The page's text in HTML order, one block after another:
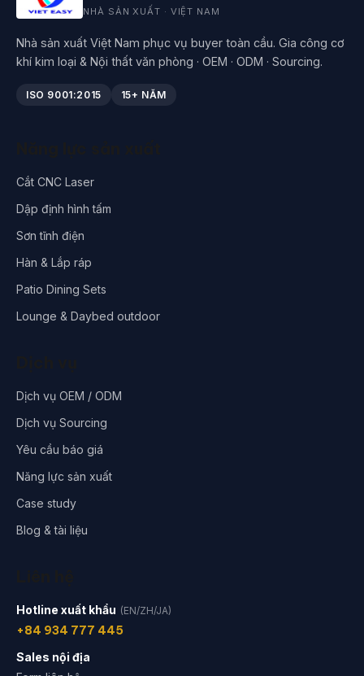
NHÀ SẢN XUẤT · VIỆT NAM
Nhà sản xuất Việt Nam phục vụ buyer toàn cầu. Gia công cơ
khí kim loại & Nội thất văn phòng · OEM · ODM · Sourcing.
ISO 9001:2015 15+ NĂM
Cắt CNC Laser
Dập định hình tấm
Sơn tĩnh điện
Hàn & Lắp ráp
Patio Dining Sets
Lounge & Daybed outdoor
Dịch vụ OEM / ODM
Dịch vụ Sourcing
Yêu cầu báo giá
Năng lực sản xuất
Case study
Blog & tài liệu
Hotline xuất khẩu (EN/ZH/JA)
+84 934 777 445
Sales nội địa